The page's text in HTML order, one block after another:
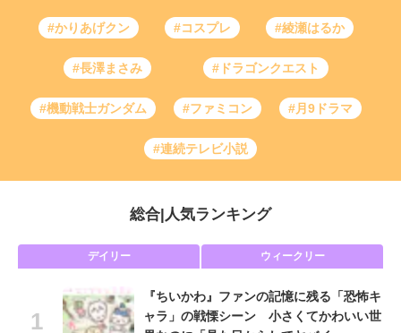
#かりあげクン #コスプレ #綾瀬はるか
#長澤まさみ #ドラゴンクエスト
#機動戦士ガンダム #ファミコン #月9ドラマ
#連続テレビ小説
総合 人気ランキング
デイリー ウィークリー
『ちいかわ』ファンの記憶に残る「恐怖キ
ャラ」の戦慄シーン 小さくてかわいい世